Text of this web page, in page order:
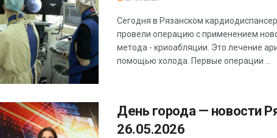
Сегодня в Рязанском
провели операцию с применением
метода - криоабляции. Это лечение
помощью холода. Первые операции ...
День города — новости
26.05.2026